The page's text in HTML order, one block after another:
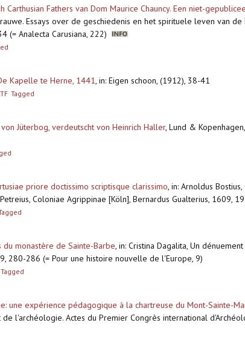
Fathers van Dom Maurice Chauncy. Een niet-
Essays over de geschiedenis en het spirituele leven van
(= Analecta Carusiana, 222)
Kapelle te Herne, 1441, in: Eigen schoon, (1912), 38-41
Tagged
Jüterbog, verdeutscht von Heinrich Haller, Lund &
priore doctissimo scriptisque clarissimo, in: Arnoldus
Coloniae Agrippinae [Köln], Bernardus Gualterius, 1609,
du monastère de Sainte-Barbe, in: Cristina Dagalita, Un
280-286 (= Pour une histoire nouvelle de l'Europe, 9)
Tagged
une expérience pédagogique à la chartreuse du Mont-Sainte-
l'archéologie. Actes du Premier Congrès international